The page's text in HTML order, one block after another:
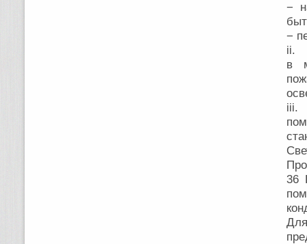
−
−
ii.
в
iii.
36